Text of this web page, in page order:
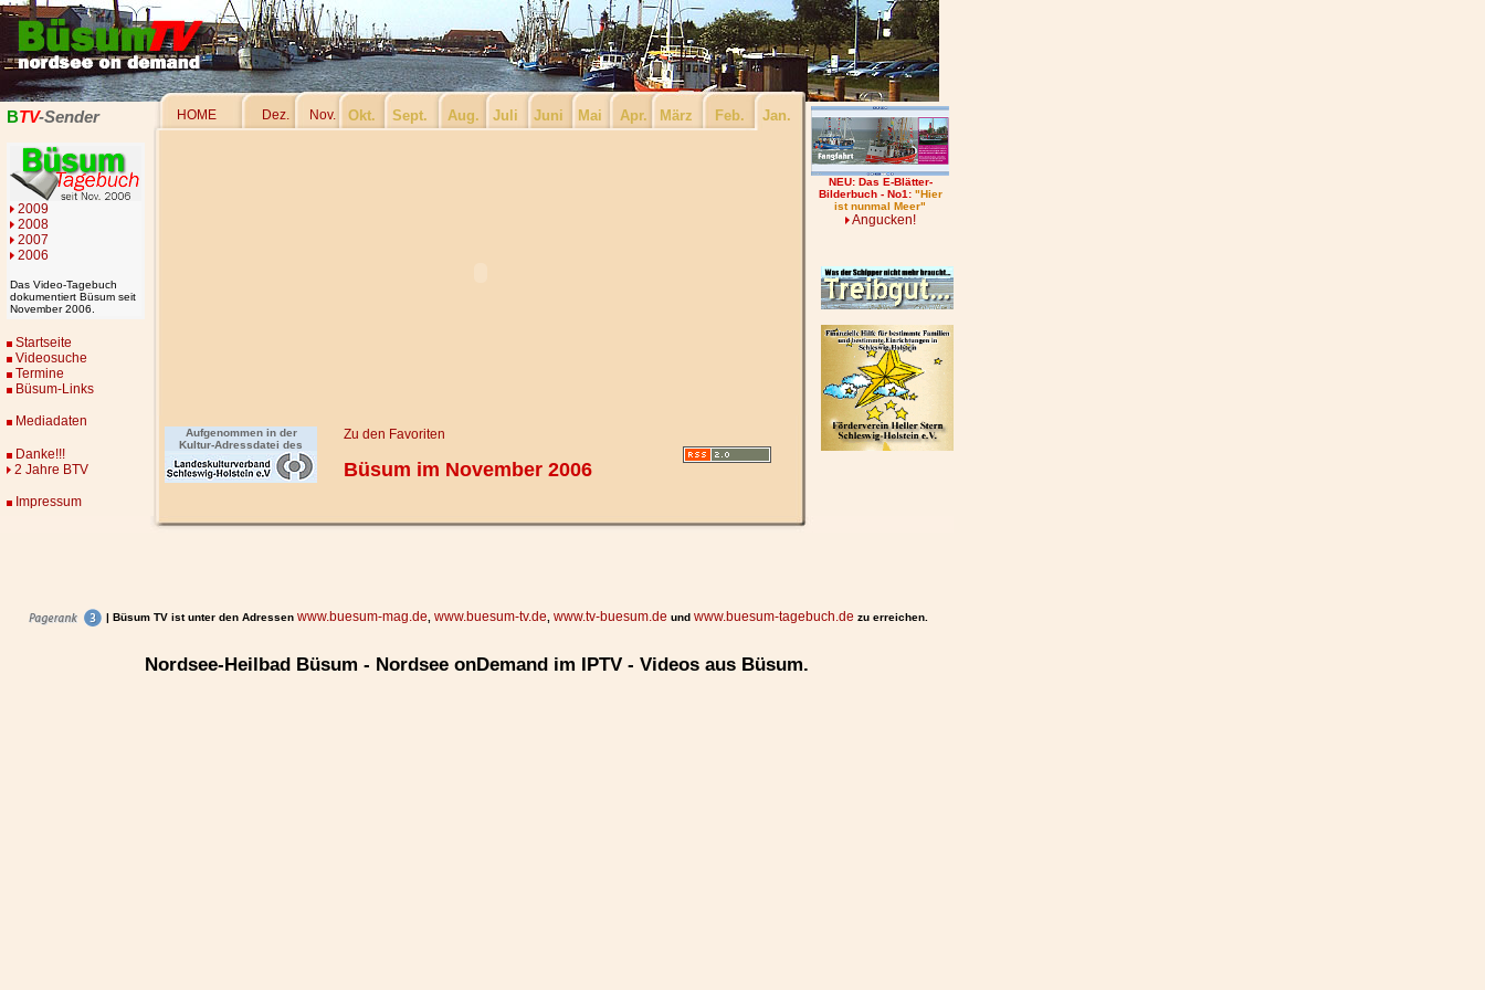
BTV-Sender
2009
2008
2007
2006
Das Video-Tagebuch
dokumentiert Büsum seit
November 2006.
Startseite
Videosuche
Termine
Büsum-Links
Mediadaten
Danke!!!
2 Jahre BTV
Impressum
HOME Dez. Nov. Okt. Sept. Aug. Juli Juni Mai Apr. März Feb. Jan.
Aufgenommen in der
Kultur-Adressdatei des
Zu den Favoriten
Büsum im November 2006
NEU: Das E-Blätter-
Bilderbuch - No1: "Hier
ist nunmal Meer"
Angucken!
| Büsum TV ist unter den Adressen www.buesum-mag.de www.buesum-tv.de www.tv-buesum.de und www.buesum-tagebuch.de zu erreichen.
Nordsee-Heilbad Büsum - Nordsee onDemand im IPTV - Videos aus Büsum.